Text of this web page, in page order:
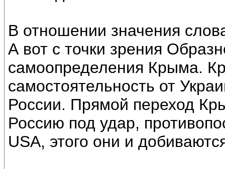
В отношении значения
А вот с точки зрения
самоопределения Крыма.
самостоятельность от
России. Прямой переход
Россию под удар,
USА, этого они и